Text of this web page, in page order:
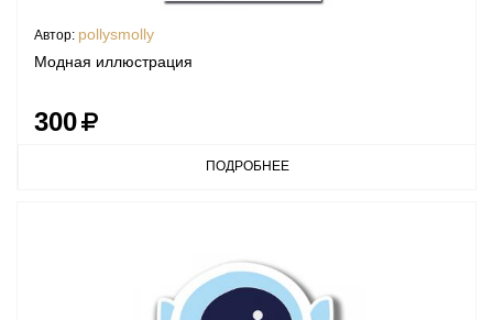
Автор: pollysmolly
Модная иллюстрация
300
ПОДРОБНЕЕ